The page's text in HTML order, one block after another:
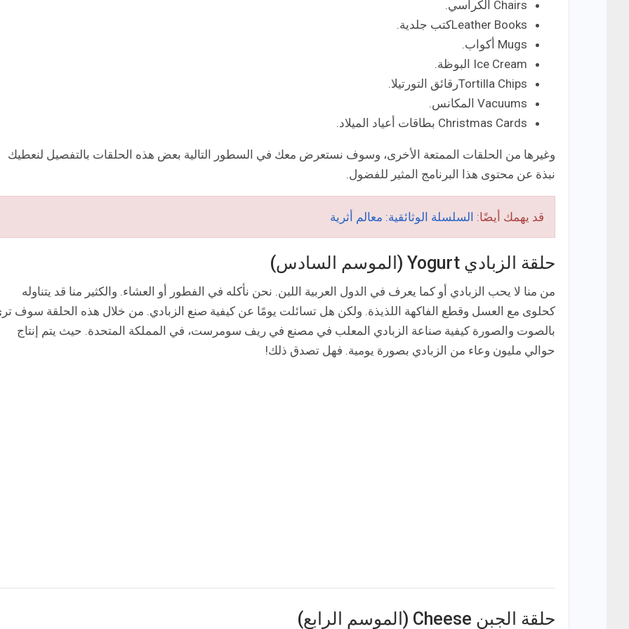
Chairs الكراسي.
Leather Booksكتب جلدية.
Mugs أكواب.
Ice Cream البوظة.
Tortilla Chipsرقائق التورتيلا.
Vacuums المكانس.
Christmas Cards بطاقات أعياد الميلاد.
وغيرها من الحلقات الممتعة الأخرى، وسوف نستعرض معك في السطور التالية بعض هذه الحلقات بالتفصيل لنعطيك
نبذة عن محتوى هذا البرنامج المثير للفضول.
قد يهمك أيضًا: السلسلة الوثائقية: معالم أثرية
حلقة الزبادي Yogurt (الموسم السادس)
من منا لا يحب الزبادي أو كما يعرف في الدول العربية اللبن. نحن نأكله في الفطور أو العشاء. والكثير منا قد يتناوله
كحلوى مع العسل وقطع الفاكهة اللذيذة. ولكن هل تسائلت يومًا عن كيفية صنع الزبادي. من خلال هذه الحلقة سوف
بالصوت والصورة كيفية صناعة الزبادي المعلب في مصنع في ريف سومرست، في المملكة المتحدة. حيث يتم إنتاج
حوالي مليون وعاء من الزبادي بصورة يومية. فهل تصدق ذلك!
حلقة الجبن Cheese (الموسم الرابع)